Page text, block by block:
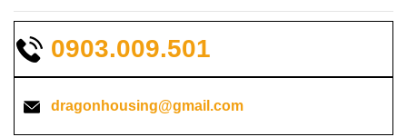
0903.009.501
dragonhousing@gmail.com